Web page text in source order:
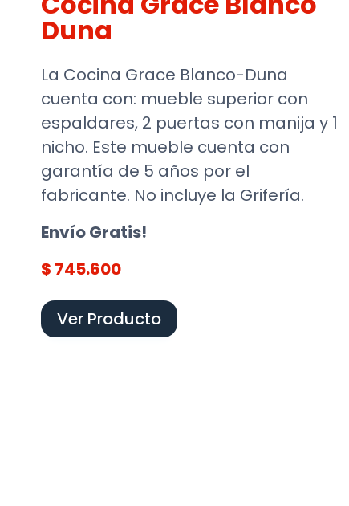
Duna
La Cocina Grace Blanco-Duna
cuenta con: mueble superior con
espaldares, 2 puertas con manija y 1
nicho. Este mueble cuenta con
garantía de 5 años por el
fabricante. No incluye la Grifería.
Envío Gratis!
$ 745.600
Ver Producto